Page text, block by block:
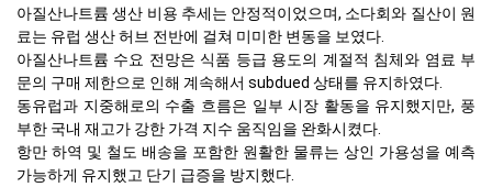
아질산나트륨 생산 비용 추세는 안정적이었으며, 소다회와 질산이 원
료는 유럽 생산 허브 전반에 걸쳐 미미한 변동을 보였다.
아질산나트륨 수요 전망은 식품 등급 용도의 계절적 침체와 염료 부
문의 구매 제한으로 인해 계속해서 subdued 상태를 유지하였다.
동유럽과 지중해로의 수출 흐름은 일부 시장 활동을 유지했지만, 풍
부한 국내 재고가 강한 가격 지수 움직임을 완화시켰다.
항만 하역 및 철도 배송을 포함한 원활한 물류는 상인 가용성을 예측
가능하게 유지했고 단기 급증을 방지했다.